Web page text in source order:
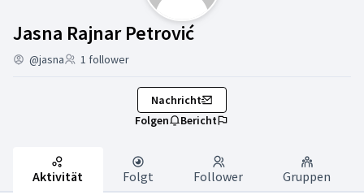
Jasna Rajnar PetrovićAktivität (Jasna
@jasna 1 follower
Nachricht
Folgen
Bericht
Aktivität Folgt Follower Gruppen